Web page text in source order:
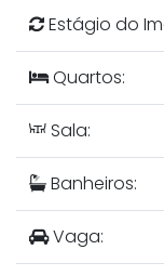
Estágio do
Quartos:
Sala:
Banheiros:
Vaga: